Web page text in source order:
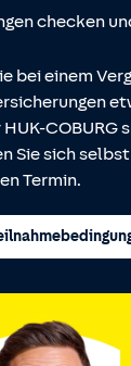
checken
bei einem
COBURG
Sie sich
Termin.